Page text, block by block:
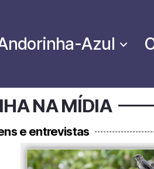
Azul
NA MÍDIA
e entrevistas